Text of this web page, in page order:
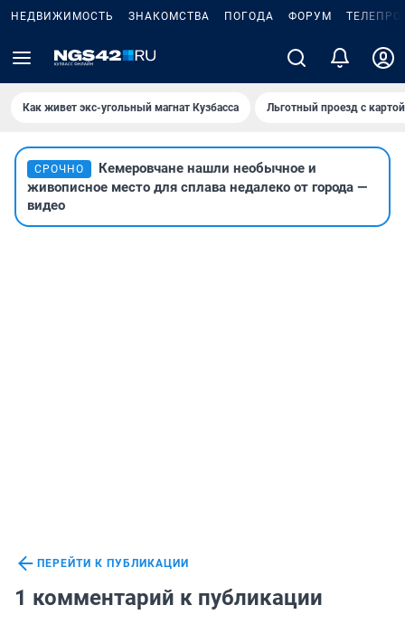
НЕДВИЖИМОСТЬ ЗНАКОМСТВА ПОГОДА ФОРУМ
Как живет экс-угольный магнат Кузбасса Льготный проезд с
СРОЧНО
Кемеровчане нашли необычное и
живописное место для сплава недалеко от города —
видео
ПЕРЕЙТИ К ПУБЛИКАЦИИ
1 комментарий к публикации